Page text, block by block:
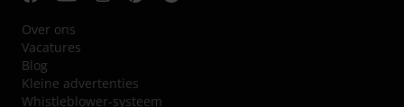
Over ons
Vacatures
Blog
Kleine advertenties
Whistleblower-systeem